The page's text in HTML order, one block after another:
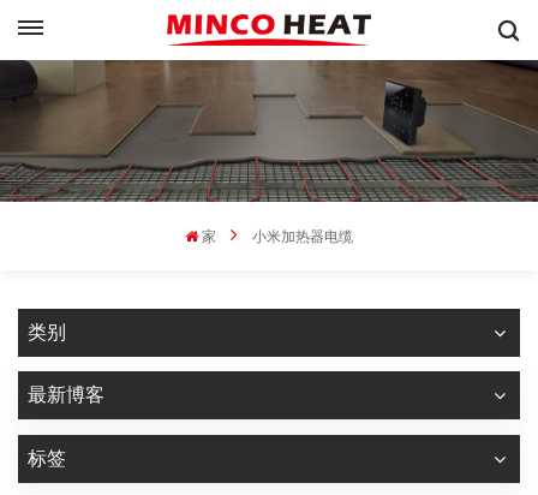
家 小米加热器电缆
类别
最新博客
标签